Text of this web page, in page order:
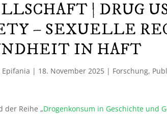
| DRUG
– SEXUELLE
IN HAFT
| 18. November 2025 | Forschung,
der Reihe „Drogenkonsum in Geschichte und